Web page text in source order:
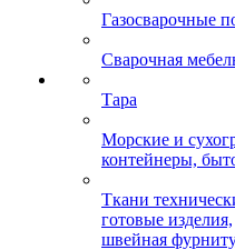
Газосварочные
Сварочная
Тара
Морские и
контейнеры,
Ткани
готовые изделия,
швейная